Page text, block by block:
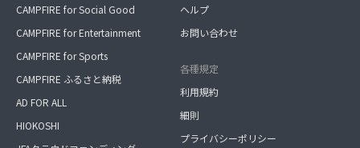
CAMPFIRE for Social Good
CAMPFIRE for Entertainment
CAMPFIRE for Sports
CAMPFIRE ふるさと納税
AD FOR ALL
HIOKOSHI
ヘルプ
お問い合わせ
各種規定
利用規約
細則
プライバシーポリシー